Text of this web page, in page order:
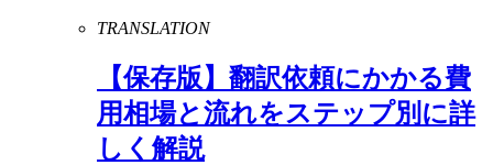
TRANSLATION
【保存版】翻訳依頼にかかる費
用相場と流れをステップ別に詳
しく解説